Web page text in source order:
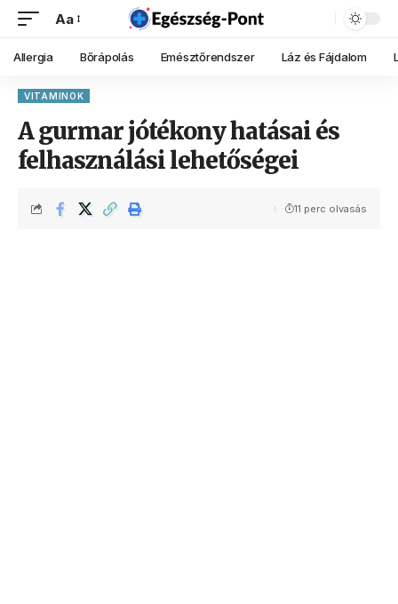
Aa
Allergia Bőrápolás Emésztőrendszer Láz és Fájdalom
VITAMINOK
A gurmar jótékony hatásai és
felhasználási lehetőségei
11 perc olvasás